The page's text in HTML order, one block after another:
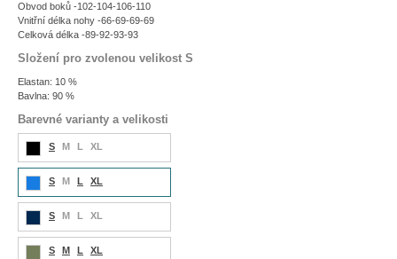
Obvod boků -102-104-106-110
Vnitřní délka nohy -66-69-69-69
Celková délka -89-92-93-93
Složení pro zvolenou velikost S
Elastan: 10 %
Bavlna: 90 %
Barevné varianty a velikosti
S M L XL
S M L XL
S M L XL
S M L XL